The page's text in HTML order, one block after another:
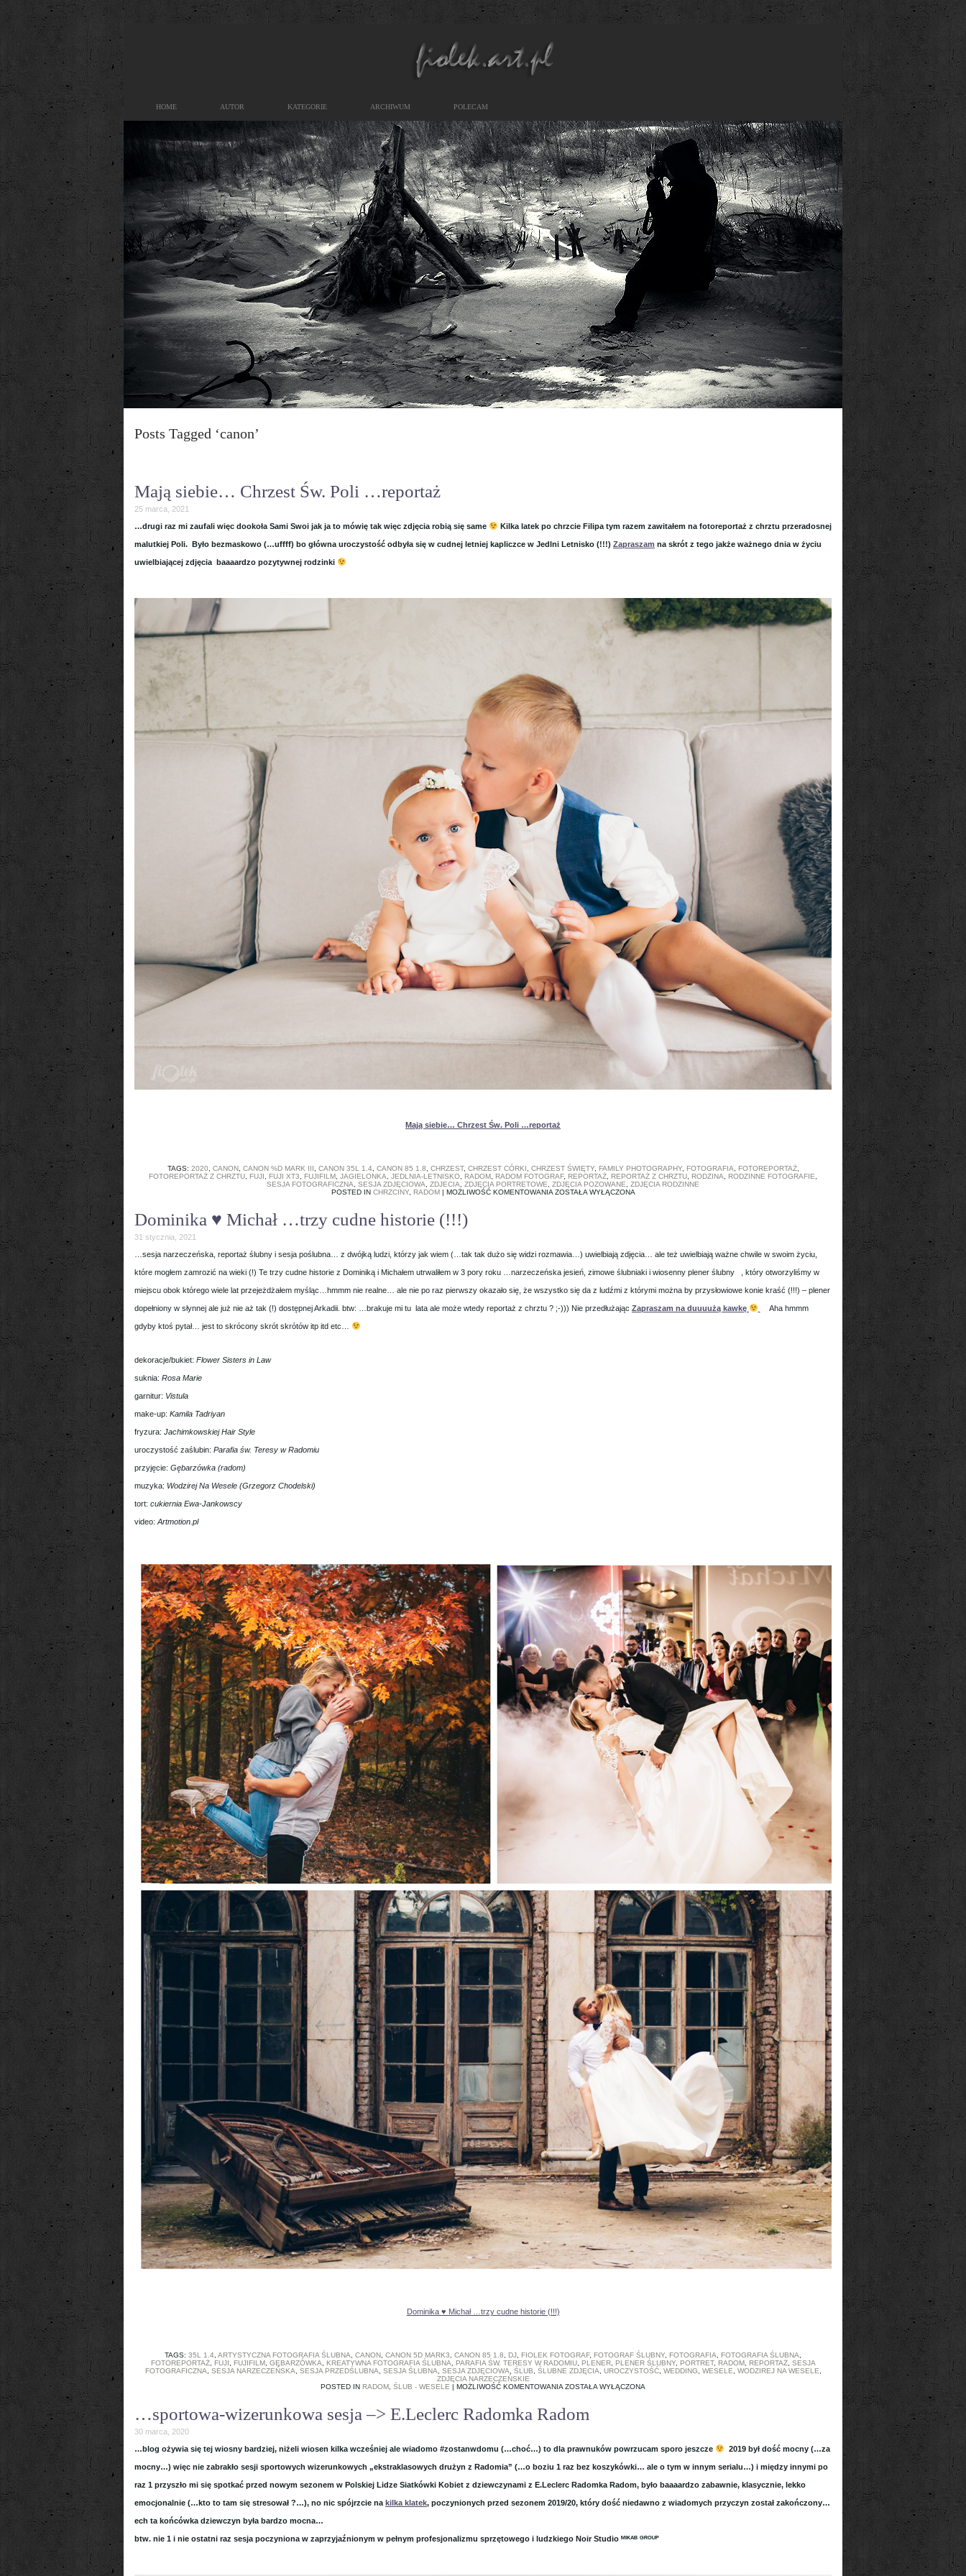
HOME AUTOR KATEGORIE ARCHIWUM POLECAM
Posts Tagged ‘canon’
Mają siebie… Chrzest Św. Poli …reportaż
25 marca, 2021
…drugi raz mi zaufali więc dookoła Sami Swoi jak ja to mówię tak więc zdjęcia robią się same
Kilka latek po chrzcie Filipa tym razem zawitałem na fotoreportaż z chrztu przeradosnej
malutkiej Poli. Było bezmaskowo (…uffff) bo główna uroczystość odbyła się w cudnej letniej kapliczce w Jedlni Letnisko (!!!) Zapraszam na skrót z tego jakże ważnego dnia w życiu
uwielbiającej zdjęcia baaaardzo pozytywnej rodzinki
Mają siebie… Chrzest Św. Poli …reportaż
TAGS: 2020 CANON, CANON %D MARK III CANON 35L 1.4, CANON 85 1.8 CHRZEST, CHRZEST CÓRKI CHRZEST ŚWIĘTY, FAMILY PHOTOGRAPHY, FOTOGRAFIA FOTOREPORTAŻ,
FOTOREPORTAŻ Z CHRZTU
FUJI FUJI XT3 FUJIFILM JAGIELONKA JEDLNIA-LETNISKO RADOM RADOM FOTOGRAF, REPORTAŻ REPORTAŻ Z CHRZTU RODZINA RODZINNE FOTOGRAFIE
SESJA FOTOGRAFICZNA
SESJA ZDJĘCIOWA ZDJECIA ZDJĘCIA PORTRETOWE ZDJĘCIA POZOWANE
ZDJĘCIA RODZINNE
POSTED IN CHRZCINY, RADOM| MOŻLIWOŚĆ KOMENTOWANIA MAJĄ
ZOSTAŁA WYŁĄCZONA
Dominika ♥ Michał …trzy cudne historie (!!!)
31 stycznia, 2021
…sesja narzeczeńska, reportaż ślubny i sesja poślubna… z dwójką ludzi, którzy jak wiem (…tak tak dużo się widzi rozmawia…) uwielbiają zdjęcia… ale też uwielbiają ważne chwile w swoim życiu,
które mogłem zamrozić na wieki (!) Te trzy cudne historie z Dominiką i Michałem utrwaliłem w 3 pory roku …narzeczeńska jesień, zimowe ślubniaki i wiosenny plener ślubny , który otworzyliśmy w
miejscu obok którego wiele lat przejeżdżałem myśląc…hmmm nie realne… ale nie po raz pierwszy okazało się, że wszystko się da z ludźmi z którymi można by przysłowiowe konie kraść (!!!) – plener
dopełniony w słynnej ale już nie aż tak (!) dostępnej Arkadii. btw: …brakuje mi tu lata ale może wtedy reportaż z chrztu ? ;-))) Nie przedłużając Zapraszam na duuuużą kawkę Aha hmmm
gdyby ktoś pytał… jest to skrócony skrót skrótów itp itd etc…
dekoracje/bukiet: Flower Sisters in Law
suknia: Rosa Marie
garnitur: Vistula
make-up: Kamila Tadriyan
fryzura: Jachimkowskiej Hair Style
uroczystość zaślubin: Parafia św. Teresy w Radomiu
przyjęcie: Gębarzówka (radom)
muzyka: Wodzirej Na Wesele (Grzegorz Chodelski)
tort: cukiernia Ewa-Jankowscy
video: Artmotion.pl
Dominika ♥ Michał …trzy cudne historie (!!!)
TAGS: 35L 1.4 ARTYSTYCZNA FOTOGRAFIA ŚLUBNA CANON CANON 5D MARK3 CANON 85 1.8 DJ FIOLEK FOTOGRAF, FOTOGRAF ŚLUBNY FOTOGRAFIA FOTOGRAFIA ŚLUBNA
FOTOREPORTAŻ, FUJI FUJIFILM, GĘBARZÓWKA KREATYWNA FOTOGRAFIA ŚLUBNA PARAFIA ŚW. TERESY W RADOMIU, PLENER, PLENER ŚLUBNY, PORTRET, RADOM, REPORTAŻ, SESJA
FOTOGRAFICZNA
SESJA NARZECZEŃSKA SESJA PRZEDŚLUBNA SESJA ŚLUBNA SESJA ZDJĘCIOWA ŚLUB ŚLUBNE ZDJĘCIA UROCZYSTOŚĆ, WEDDING WESELE WODZIREJ NA WESELE
ZDJĘCIA NARZECZEŃSKIE
POSTED IN RADOM ŚLUB - WESELE | MOŻLIWOŚĆ KOMENTOWANIA DOMINIKA
…
TRZY
ZOSTAŁA WYŁĄCZONA
…sportowa-wizerunkowa sesja –> E.Leclerc Radomka Radom
30 marca, 2020
…blog ożywia się tej wiosny bardziej, niżeli wiosen kilka wcześniej ale wiadomo #zostanwdomu (…choć…) to dla prawnuków powrzucam sporo jeszcze
2019 był dość mocny (…za
mocny…) więc nie zabrakło sesji sportowych wizerunkowych „ekstraklasowych drużyn z Radomia” (…o boziu 1 raz bez koszykówki… ale o tym w innym serialu…) i między innymi po
raz 1 przyszło mi się spotkać przed nowym sezonem w Polskiej Lidze Siatkówki Kobiet z dziewczynami z E.Leclerc Radomka Radom, było baaaardzo zabawnie, klasycznie, lekko
emocjonalnie (…kto to tam się stresował ?…), no nic spójrzcie na kilka klatek, poczynionych przed sezonem 2019/20, który dość niedawno z wiadomych przyczyn został zakończony…
ech ta końcówka dziewczyn była bardzo mocna…
btw. nie 1 i nie ostatni raz sesja poczyniona w zaprzyjaźnionym w pełnym profesjonalizmu sprzętowego i ludzkiego Noir Studio ᴹᴵᴷᴬᴮ ᴳᴿᴼᵁᴾ